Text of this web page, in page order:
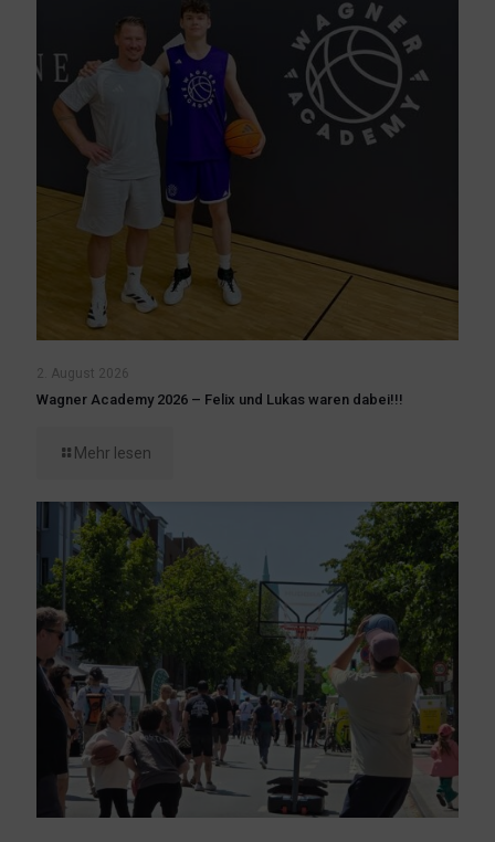
2. August 2026
Wagner Academy 2026 – Felix und Lukas waren dabei!!!
Mehr lesen